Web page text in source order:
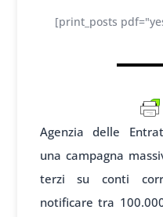
[print_posts
Agenzia delle
una campagna
terzi su conti
notificare tra